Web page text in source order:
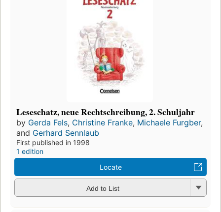
Leseschatz, neue Rechtschreibung, 2. Schuljahr
by Gerda Fels, Christine Franke, Michaele Furgber,
and Gerhard Sennlaub
First published in 1998
1 edition
Locate
Add to List